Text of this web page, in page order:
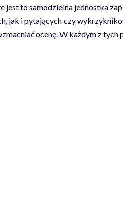
jest to samodzielna jednostka
jak i pytających czy
ocenę. W każdym z